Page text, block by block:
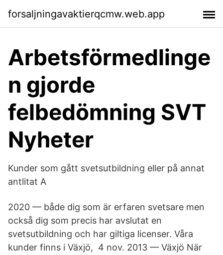
forsaljningavaktierqcmw.web.app
Arbetsförmedlinge
n gjorde
felbedömning SVT
Nyheter
Kunder som gått svetsutbildning eller på annat
antlitat A
2020 — både dig som är erfaren svetsare men
också dig som precis har avslutat en
svetsutbildning och har giltiga licenser. Våra
kunder finns i Växjö, 4 nov. 2013 — Växjö När